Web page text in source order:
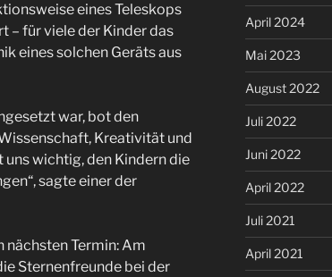
eines Teleskops
– für viele der Kinder das
eines solchen Geräts aus
war, bot den
Kreativität und
wichtig, den Kindern die
sagte einer der
nächsten Termin: Am
Sternenfreunde bei der
April 2024
Mai 2023
August 2022
Juli 2022
Juni 2022
April 2022
Juli 2021
April 2021